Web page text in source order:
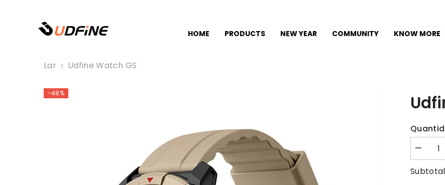
HOME PRODUCTS NEW YEAR COMMUNITY KNOW MORE
Lar Udfine Watch GS
-48%